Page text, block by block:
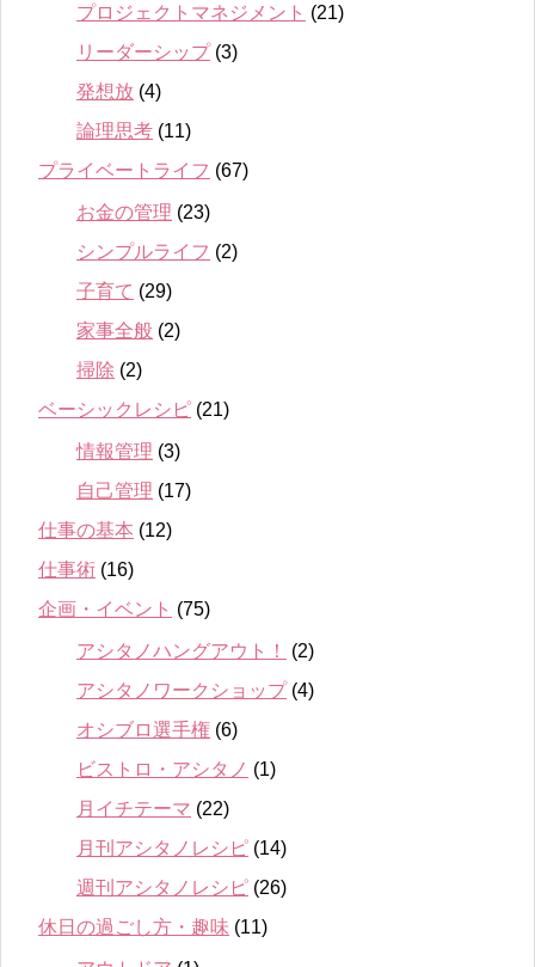
プロジェクトマネジメント (21)
リーダーシップ(3)
発想放 (4)
論理思考 (11)
プライベートライフ (67)
お金の管理 (23)
シンプルライフ (2)
子育て (29)
家事全般 (2)
掃除 (2)
ベーシックレシピ (21)
情報管理 (3)
自己管理 (17)
仕事の基本 (12)
仕事術 (16)
企画・イベント (75)
アシタノハングアウト！
(2)
アシタノワークショップ(4)
オシブロ選手権 (6)
ビストロ・アシタノ (1)
月イチテーマ (22)
月刊アシタノレシピ (14)
週刊アシタノレシピ (26)
休日の過ごし方・趣味 (11)